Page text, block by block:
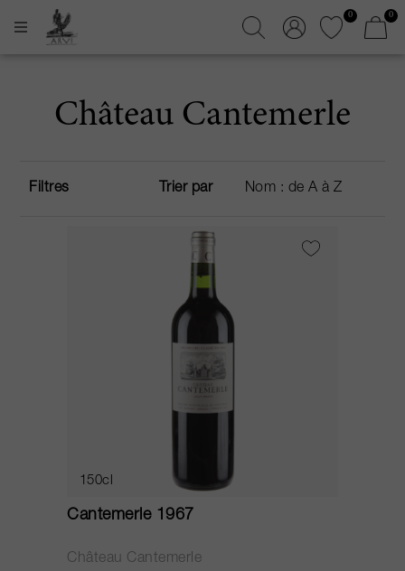
0 0
Château Cantemerle
Filtres Trier par
150cl
Cantemerle 1967
Château Cantemerle